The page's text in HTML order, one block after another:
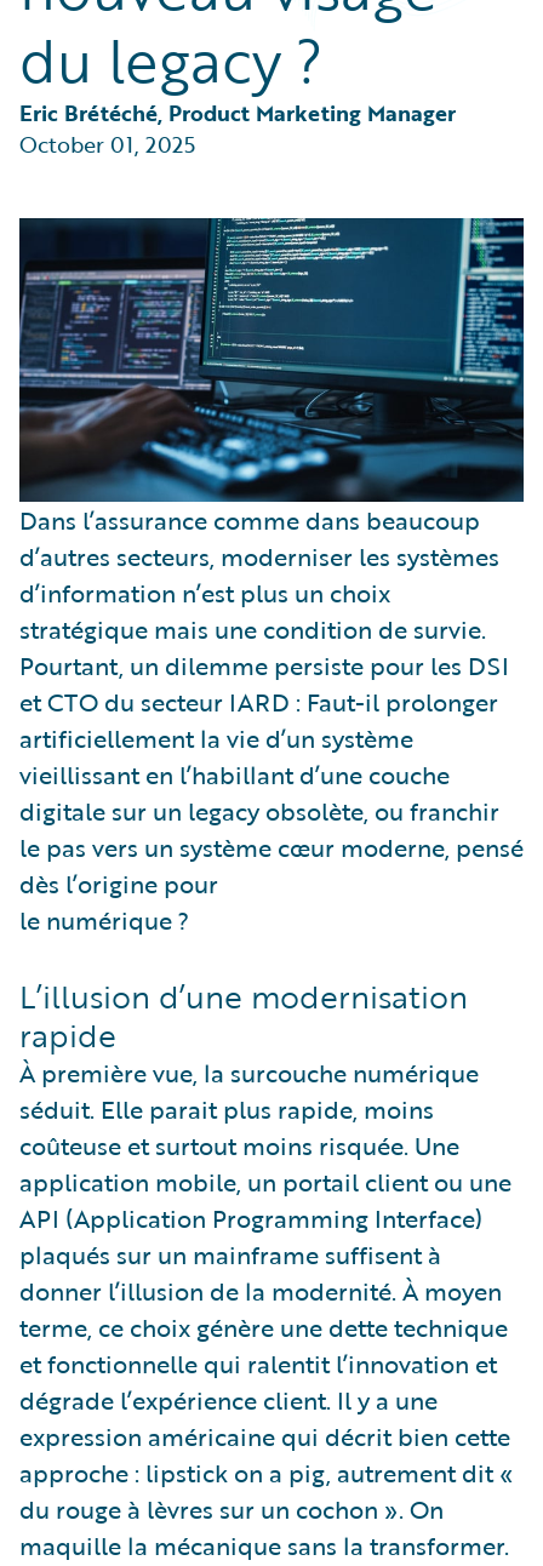
Partner Perspective
Technology
Trends
du legacy ?
Eric Brétéché, Product Marketing Manager
October 01, 2025
Dans l’assurance comme dans beaucoup
d’autres secteurs, moderniser les systèmes
d’information n’est plus un choix
stratégique mais une condition de survie.
Pourtant, un dilemme persiste pour les DSI
et CTO du secteur IARD : Faut-il prolonger
artificiellement la vie d’un système
vieillissant en l’habillant d’une couche
digitale sur un legacy obsolète, ou franchir
le pas vers un système cœur moderne, pensé
dès l’origine pour
le numérique ?
L’illusion d’une modernisation
rapide
À première vue, la surcouche numérique
séduit. Elle parait plus rapide, moins
coûteuse et surtout moins risquée. Une
application mobile, un portail client ou une
API (Application Programming Interface)
plaqués sur un mainframe suffisent à
donner l’illusion de la modernité. À moyen
terme, ce choix génère une dette technique
et fonctionnelle qui ralentit l’innovation et
dégrade l’expérience client. Il y a une
expression américaine qui décrit bien cette
approche : lipstick on a pig, autrement dit «
du rouge à lèvres sur un cochon ». On
maquille la mécanique sans la transformer.